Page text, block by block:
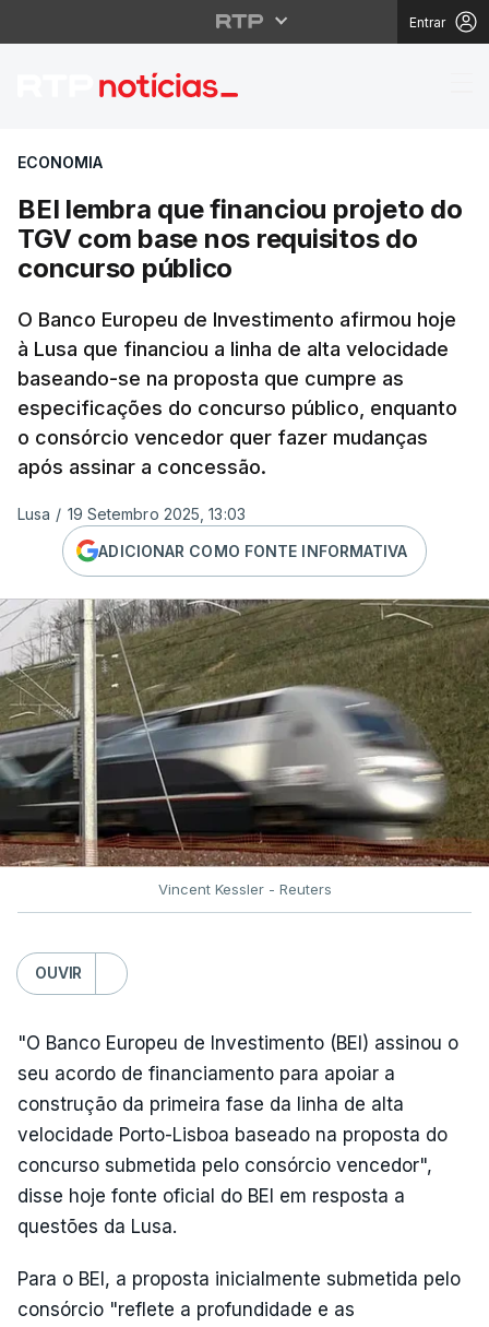
Entrar
BEI lembra que
ECONOMIA
BEI lembra que financiou projeto do
TGV com base nos requisitos do
concurso público
O Banco Europeu de Investimento afirmou hoje
à Lusa que financiou a linha de alta velocidade
baseando-se na proposta que cumpre as
especificações do concurso público, enquanto
o consórcio vencedor quer fazer mudanças
após assinar a concessão.
Lusa / 19 Setembro 2025, 13:03
ADICIONAR COMO FONTE INFORMATIVA
Vincent Kessler - Reuters
OUVIR
"O Banco Europeu de Investimento (BEI) assinou o
seu acordo de financiamento para apoiar a
construção da primeira fase da linha de alta
velocidade Porto-Lisboa baseado na proposta do
concurso submetida pelo consórcio vencedor",
disse hoje fonte oficial do BEI em resposta a
questões da Lusa.
Para o BEI, a proposta inicialmente submetida pelo
consórcio "reflete a profundidade e as